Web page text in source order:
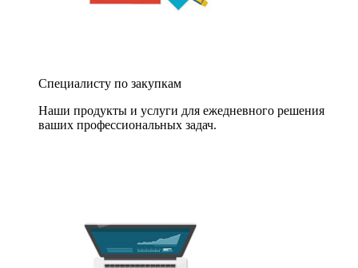
Специалисту по закупкам
Наши продукты и услуги для ежедневного решения
ваших профессиональных задач.